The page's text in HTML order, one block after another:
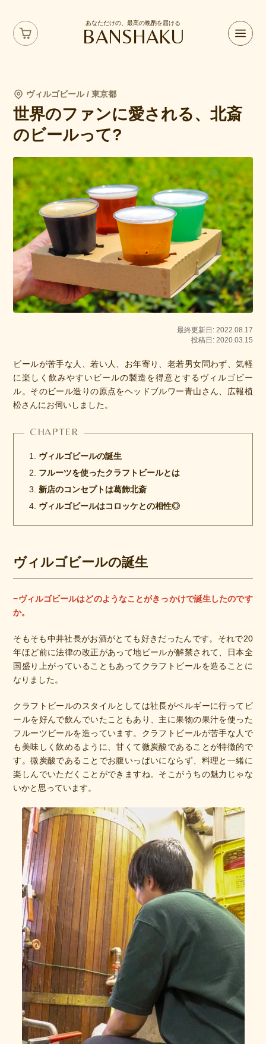
あなただけの、最高の晩酌を届ける
BANSHAKU
ヴィルゴビール / 東京都
世界のファンに愛される、北斎
のビールって?
最終更新日: 2022.08.17
投稿日: 2020.03.15
ビールが苦手な人、若い人、お年寄り、老若男女問わず、気軽
に楽しく飲みやすいビールの製造を得意とするヴィルゴビー
ル。そのビール造りの原点をヘッドブルワー青山さん、広報植
松さんにお伺いしました。
ヴィルゴビールの誕生
フルーツを使ったクラフトビールとは
新店のコンセプトは葛飾北斎
ヴィルゴビールはコロッケとの相性◎
ヴィルゴビールの誕生
−ヴィルゴビールはどのようなことがきっかけで誕生したのです
か。
そもそも中井社長がお酒がとても好きだったんです。それで20
年ほど前に法律の改正があって地ビールが解禁されて、日本全
国盛り上がっていることもあってクラフトビールを造ることに
なりました。
クラフトビールのスタイルとしては社長がベルギーに行ってビ
ールを好んで飲んでいたこともあり、主に果物の果汁を使った
フルーツビールを造っています。クラフトビールが苦手な人で
も美味しく飲めるように、甘くて微炭酸であることが特徴的で
す。微炭酸であることでお腹いっぱいにならず、料理と一緒に
楽しんでいただくことができますね。そこがうちの魅力じゃな
いかと思っています。